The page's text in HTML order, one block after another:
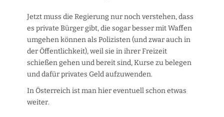
Jetzt muss die Regierung nur noch verstehen, dass
es private Bürger gibt, die sogar besser mit Waffen
umgehen können als Polizisten (und zwar auch in
der Öffentlichkeit), weil sie in ihrer Freizeit
schießen gehen und bereit sind, Kurse zu belegen
und dafür privates Geld aufzuwenden.
In Österreich ist man hier eventuell schon etwas
weiter.